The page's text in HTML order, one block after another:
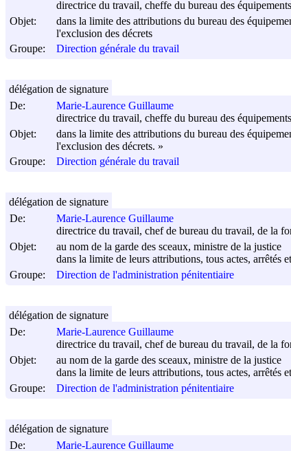
directrice du travail, cheffe du bureau des
Objet:
dans la limite des attributions du bureau des
l'exclusion des décrets
Groupe:
Direction générale du travail
De:
Marie-Laurence Guillaume
directrice du travail, cheffe du bureau des
Objet:
dans la limite des attributions du bureau des
l'exclusion des décrets. »
Groupe:
Direction générale du travail
délégation de signature
De:
Marie-Laurence Guillaume
directrice du travail, chef de bureau du travail, de la
Objet:
au nom de la garde des sceaux, ministre de la justice
dans la limite de leurs attributions, tous actes, arrêtés
Groupe:
Direction de l'administration pénitentiaire
délégation de signature
De:
Marie-Laurence Guillaume
directrice du travail, chef de bureau du travail, de la
Objet:
au nom de la garde des sceaux, ministre de la justice
dans la limite de leurs attributions, tous actes, arrêtés
Groupe:
Direction de l'administration pénitentiaire
délégation de signature
De:
Marie-Laurence Guillaume
délégation de signature